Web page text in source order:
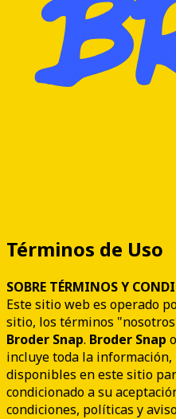
Términos de Uso
SOBRE TÉRMINOS Y
Este sitio web es operado
sitio, los términos
Broder Snap. Broder Snap
incluye toda la
disponibles en este sitio
condicionado a su
condiciones, políticas y